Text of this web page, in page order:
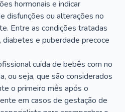
hormonais e indicar
disfunções ou alterações no
Entre as condições tratadas
e puberdade precoce
cuida de bebês com no
ou seja, que são considerados
o primeiro mês após o
em casos de gestação de